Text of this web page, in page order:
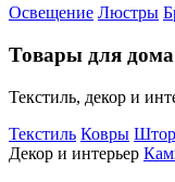
Освещение Люстры
Товары для дома
Текстиль, декор и
Текстиль Ковры
Декор и интерьер